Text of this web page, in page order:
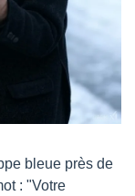
bleue près de
: "Votre